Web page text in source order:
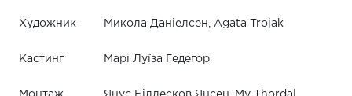
Художник Микола Даніелсен, Agata Trojak
Кастинг Марі Луїза Гедегор